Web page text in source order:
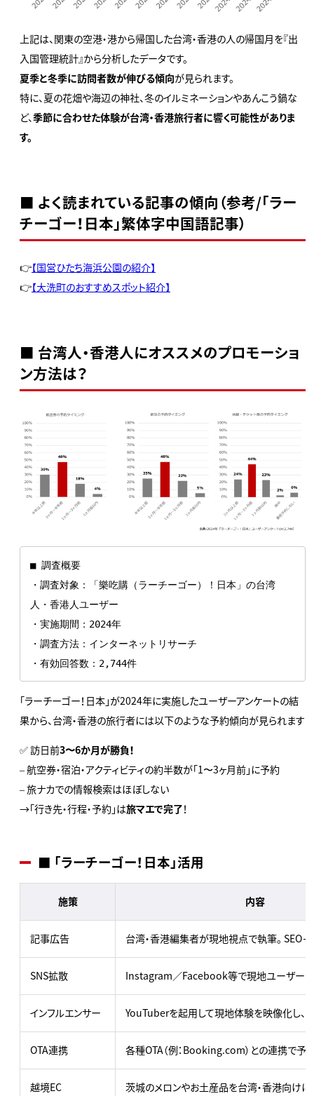
上記は、関東の空港・港から帰国した台湾・香港の人の帰国月を『出
入国管理統計』から分析したデータです。
夏季と冬季に訪問者数が伸びる傾向が見られます。
特に、夏の花畑や海辺の神社、冬のイルミネーションやあんこう鍋な
ど、季節に合わせた体験が台湾・香港旅行者に響く可能性がありま
す。
■ よく読まれている記事の傾向（参考/「ラー
チーゴー！日本」繁体字中国語記事）
👉【国営ひたち海浜公園の紹介】
👉【大洗町のおすすめスポット紹介】
■ 台湾人・香港人にオススメのプロモーショ
ン方法は？
■ 調査概要
・調査対象：「樂吃購（ラーチーゴー）！日本」の台湾
人・香港人ユーザー
・実施期間：2024年
・調査方法：インターネットリサーチ
・有効回答数：2,744件
「ラーチーゴー！日本」が2024年に実施したユーザーアンケートの結
果から、台湾・香港の旅行者には以下のような予約傾向が見られます
✅ 訪日前3〜6か月が勝負！
– 航空券・宿泊・アクティビティの約半数が「1〜3ヶ月前」に予約
– 旅ナカでの情報検索はほぼしない
→「行き先・行程・予約」は旅マエで完了！
■ 「ラーチーゴー！日本」活用
施策 内容
記事広告 台湾・香港編集者が現地視点で執筆。 SEO
SNS拡散 Instagram／Facebook等で現地ユーザーに
インフルエンサー YouTuberを起用して現地体験を映像化し、
OTA連携 各種OTA（例：Booking.com）との連携で予
越境EC 茨城のメロンやお土産品を台湾・香港向けに